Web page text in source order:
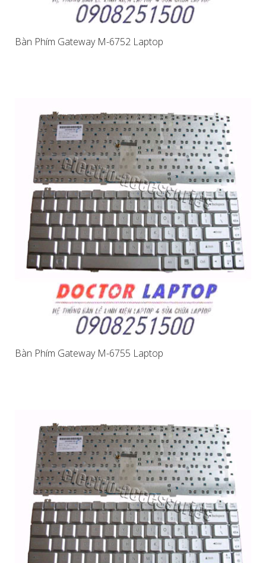
Bàn Phím Gateway M-6752 Laptop
Bàn Phím Gateway M-6755 Laptop